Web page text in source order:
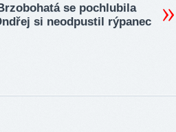
se pochlubila
si neodpustil rýpanec